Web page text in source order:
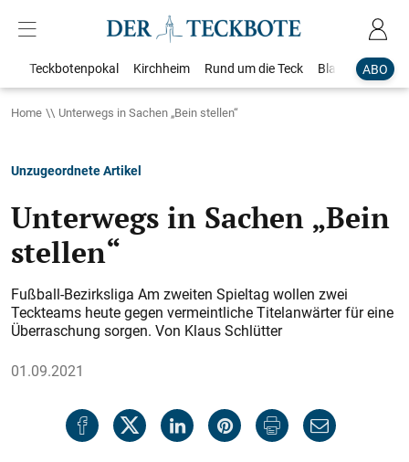
ABO
Teckbotenpokal Kirchheim Rund um die Teck Blaulicht
Home Unterwegs in Sachen „Bein stellen“
Unzugeordnete Artikel
Unterwegs in Sachen „Bein
stellen“
Fußball-Bezirksliga Am zweiten Spieltag wollen zwei
Teckteams heute gegen vermeintliche Titelanwärter für eine
Überraschung sorgen. Von Klaus Schlütter
01.09.2021